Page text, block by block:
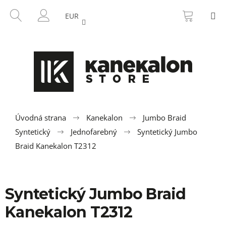
HĽADAŤ
PRIHLÁSENIE
EUR KOŠÍK
Úvodná strana Kanekalon
Jumbo Braid
Syntetický
Jednofarebný
Syntetický Jumbo
Braid Kanekalon T2312
Syntetický Jumbo Braid
Kanekalon T2312
SPÄŤ
SPÄŤ
e
b
e
t
e